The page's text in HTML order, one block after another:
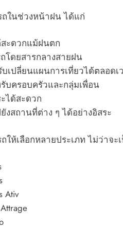
ถในช่วงหน้าฝน ได้แก่
ะดวกแม้ฝนตก
โดยสารกลางสายฝน
เปลี่ยนแผนการเที่ยวได้ตลอดเ
บครอบครัวและกลุ่มเพื่อน
ได้สะดวก
งสถานที่ต่าง ๆ ได้อย่างอิสระ
ให้เลือกหลายประเภท ไม่ว่าจะ
Ativ